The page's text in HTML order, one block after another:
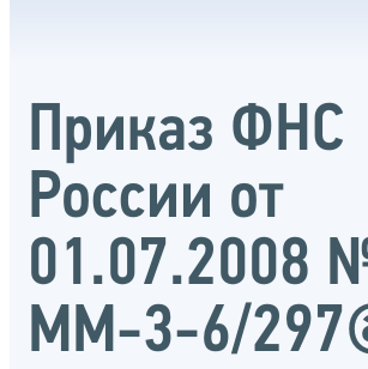
Приказ ФНС
России от
01.07.2008
ММ-3-6/